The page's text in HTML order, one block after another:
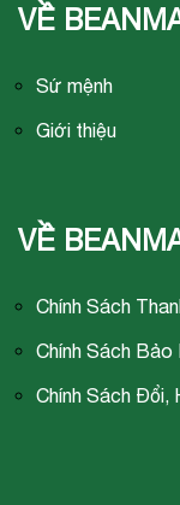
VỀ
Sứ mệnh
Giới thiệu
VỀ
Chính Sách
Chính Sách Bảo
Chính Sách Đổi,